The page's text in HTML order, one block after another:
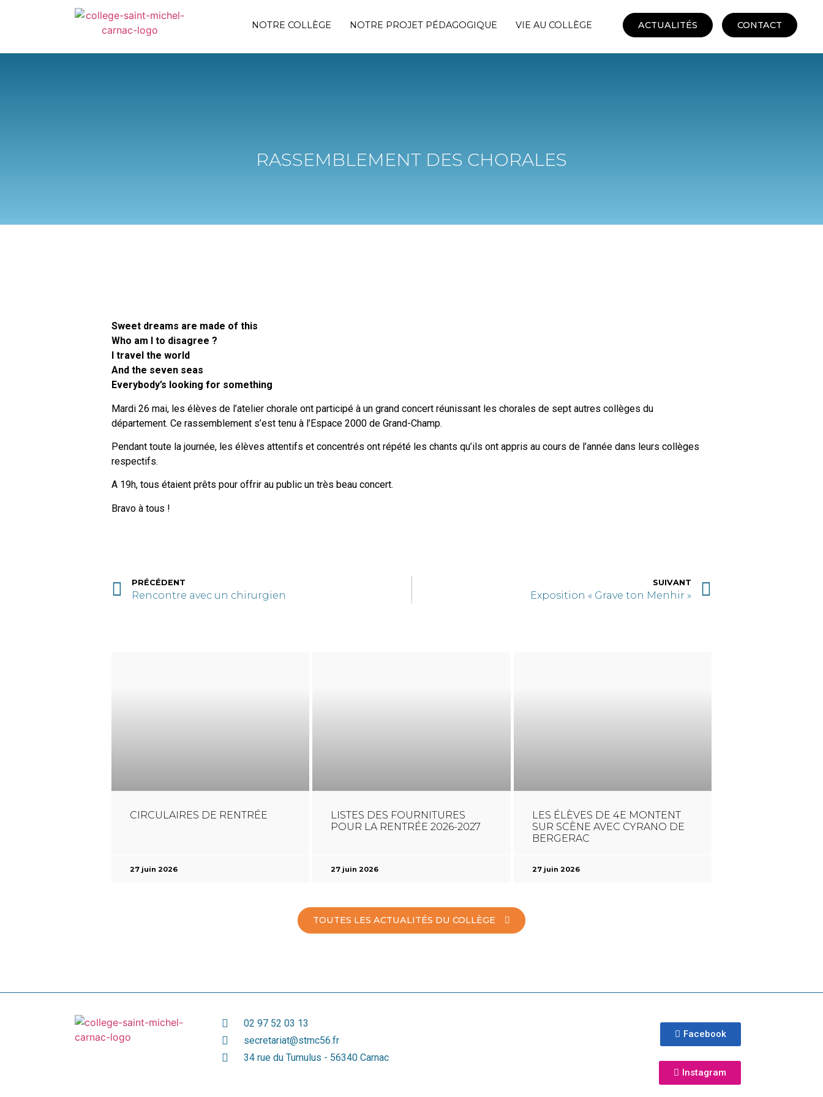
NOTRE COLLÈGE NOTRE PROJET PÉDAGOGIQUE VIE AU COLLÈGE ACTUALITÉS CONTACT
RASSEMBLEMENT DES CHORALES
Sweet dreams are made of this
Who am I to disagree ?
I travel the world
And the seven seas
Everybody’s looking for something
Mardi 26 mai, les élèves de l’atelier chorale ont participé à un grand concert réunissant les chorales de sept autres collèges du
département. Ce rassemblement s’est tenu à l’Espace 2000 de Grand-Champ.
Pendant toute la journée, les élèves attentifs et concentrés ont répété les chants qu’ils ont appris au cours de l’année dans leurs collèges
respectifs.
A 19h, tous étaient prêts pour offrir au public un très beau concert.
Bravo à tous !
PRÉCÉDENT
Rencontre avec un chirurgien
SUIVANT
Exposition « Grave ton Menhir »
CIRCULAIRES DE RENTRÉE
27 juin 2026
LISTES DES FOURNITURES
POUR LA RENTRÉE 2026-2027
27 juin 2026
LES ÉLÈVES DE 4E MONTENT
SUR SCÈNE AVEC CYRANO DE
BERGERAC
27 juin 2026
TOUTES LES ACTUALITÉS DU COLLÈGE
02 97 52 03 13
secretariat@stmc56.fr
34 rue du Tumulus - 56340 Carnac
Facebook
Instagram